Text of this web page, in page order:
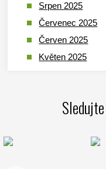
Srpen 2025
Červenec 2025
Červen 2025
Květen 2025
Leden 2025
Listopad 2024